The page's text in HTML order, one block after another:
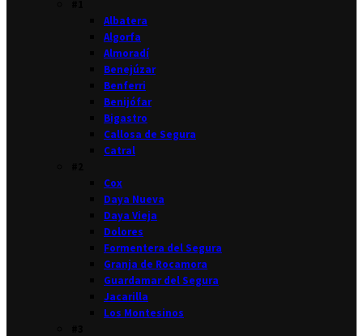
Albatera
Algorfa
Almoradí
Benejúzar
Benferri
Benijófar
Bigastro
Callosa de Segura
Catral
Cox
Daya Nueva
Daya Vieja
Dolores
Formentera del Segura
Granja de Rocamora
Guardamar del Segura
Jacarilla
Los Montesinos